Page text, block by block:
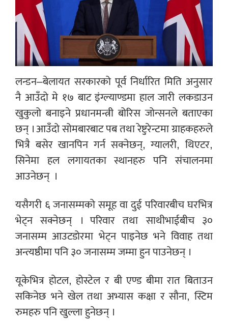
लन्डन–बेलायत सरकारको पूर्व निर्धारित मिति अनुसार
नै आउँदो मे १७ बाट इंग्ल्याण्डमा हाल जारी लकडाउन
खुकुलो बनाइने प्रधानमन्त्री बोरिस जोन्सनले बताएका
छन् । आउँदो सोमबारबाट पब तथा रेष्टुरेन्टमा ग्राहकहरुले
भित्रै बसेर खानपिन गर्न सक्नेछन्, ग्यालरी, थिएटर,
सिनेमा हल लगायतका स्थानहरु पनि संचालनमा
आउनेछन् ।
यसैगरी ६ जनासम्मको समूह वा दुई परिवारबीच घरभित्र
भेट्न सक्नेछन् । परिवार तथा साथीभाईबीच ३०
जनासम्म आउटडोरमा भेट्न पाइनेछ भने विवाह तथा
अन्त्यष्ठीमा पनि ३० जनासम्म जम्मा हुन पाउनेछन् ।
यूकेभित्र होटल, होस्टेल र बी एण्ड बीमा रात बिताउन
सकिनेछ भने खेल तथा अभ्यास कक्षा र सौना, स्टिम
रुमहरु पनि खुल्ला हुनेछन् ।